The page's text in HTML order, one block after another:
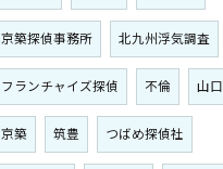
京築探偵事務所 北九州浮気調査
フランチャイズ探偵 不倫 山口
京築 筑豊 つばめ探偵社